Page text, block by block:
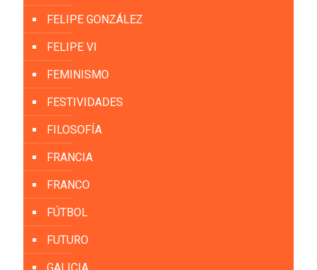
FELIPE GONZÁLEZ
FELIPE VI
FEMINISMO
FESTIVIDADES
FILOSOFÍA
FRANCIA
FRANCO
FÚTBOL
FUTURO